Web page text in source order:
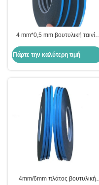
4 mm*0,5 mm βουτυλική ταινία
κτιρίων γραφείων
Πάρτε την καλύτερη τιμή
4mm/6mm πλάτος βουτυλική